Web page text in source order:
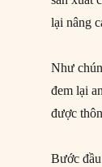
lại nâng
Như
đem lại
được
Bước